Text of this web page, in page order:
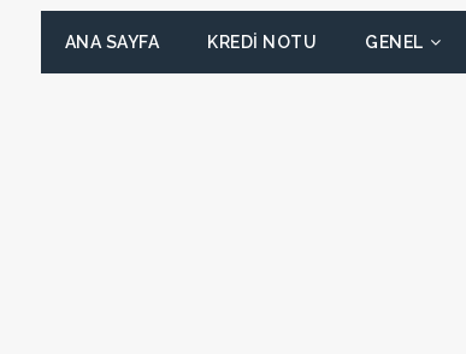
ANA SAYFA KREDI NOTU GENEL